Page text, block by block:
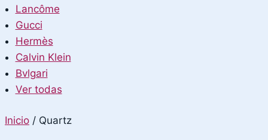
Lancôme
Gucci
Hermès
Calvin Klein
Bvlgari
Ver todas
Inicio / Quartz